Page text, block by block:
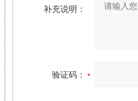
补充说明：
验证码：